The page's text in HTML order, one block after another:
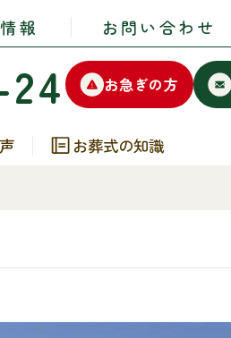
報 お問い合わせ
お急ぎの方
お葬式の知識